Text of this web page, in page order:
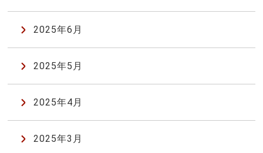
2025年6月
2025年5月
2025年4月
2025年3月